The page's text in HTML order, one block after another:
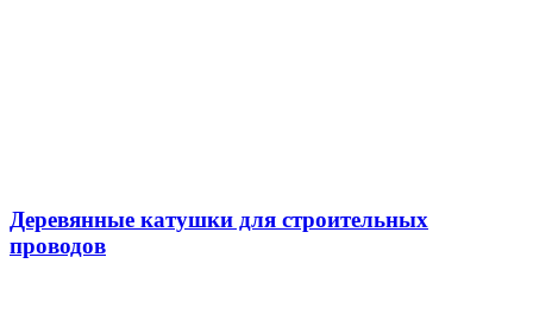
Деревянные катушки для строительных
проводов